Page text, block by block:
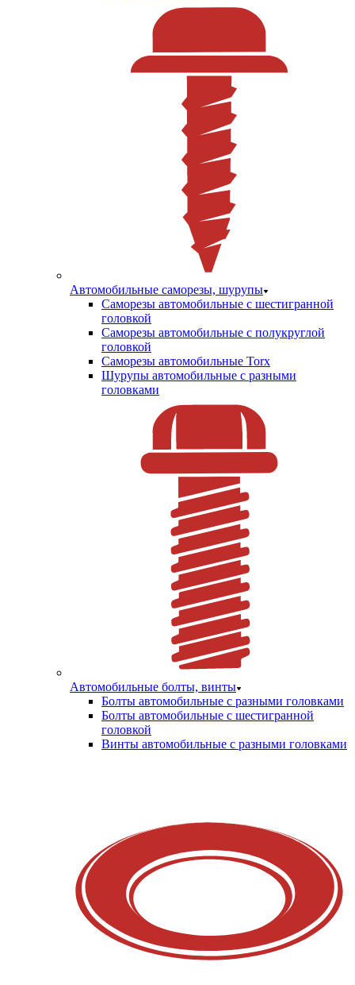
Автомобильные саморезы, шурупы
Саморезы автомобильные с шестигранной
головкой
Саморезы автомобильные с полукруглой
головкой
Саморезы автомобильные Torx
Шурупы автомобильные с разными
головками
Автомобильные болты, винты
Болты автомобильные с разными головками
Болты автомобильные с шестигранной
головкой
Винты автомобильные с разными головками